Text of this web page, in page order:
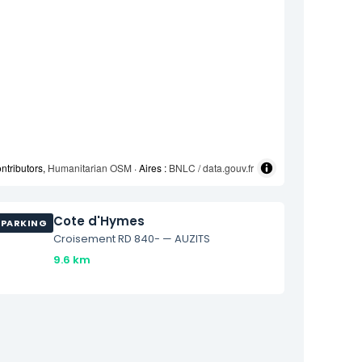
Humanitarian OSM · Aires : BNLC / data.gouv.fr
PARKING Cote d'Hymes
Croisement RD 840- — AUZITS
9.6 km